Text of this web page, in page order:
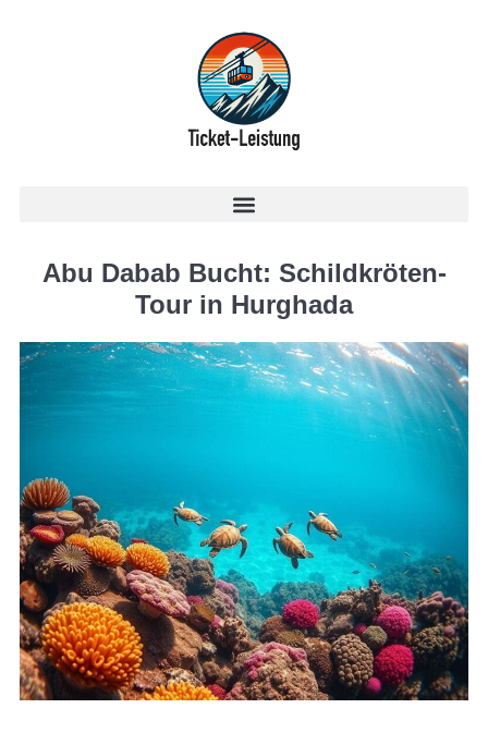
Abu Dabab Bucht: Schildkröten-
Tour in Hurghada